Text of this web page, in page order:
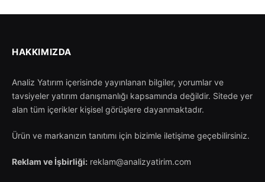
HAKKIMIZDA
Analiz Yatırım içerisinde yayınlanan bilgiler, yorumlar ve
tavsiyeler yatırım danışmanlığı kapsamında değildir. Sitede yer
alan tüm içerikler kişisel görüşlere dayanmaktadır.
Ürün ve markanızın tanıtımı için bizimle iletişime geçebilirsiniz.
Reklam ve İşbirliği: reklam@analizyatirim.com